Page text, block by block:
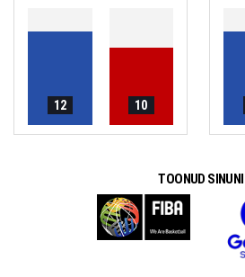
12 10
TOONUD SINUNI